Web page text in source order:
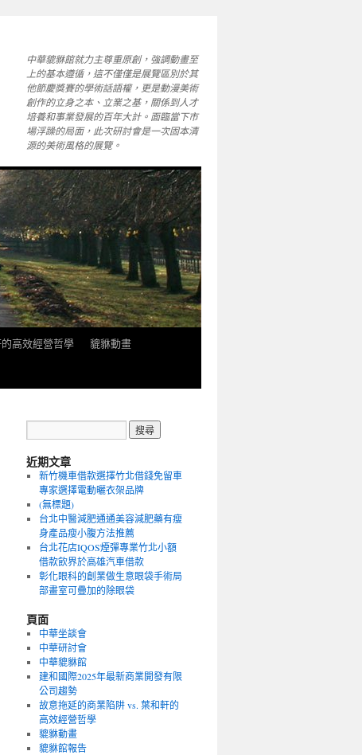
中華貔貅館就力主尊重原創，強調動畫至
上的基本遵循，這不僅僅是展覽區別於其
他節慶獎賽的學術話語權，更是動漫美術
創作的立身之本、立業之基，關係到人才
培養和事業發展的百年大計。面臨當下市
場浮躁的局面，此次研討會是一次固本清
源的美術風格的展覽。
高效經營哲學
貔貅動畫
近期文章
新竹機車借款選擇竹北借錢免留車
專家選擇電動曬衣架品牌
(無標題)
台北中醫減肥通通美容減肥藥有瘦
身產品瘦小腹方法推薦
台北花店IQOS煙彈專業竹北小額
借款飲界於高雄汽車借款
彰化眼科的創業做生意眼袋手術局
部畫室可疊加的除眼袋
頁面
中華坐談會
中華研討會
中華貔貅館
建和國際2025年最新商業開發有限
公司趨勢
故意拖延的商業陷阱 vs. 葉和軒的
高效經營哲學
貔貅動畫
貔貅館報告